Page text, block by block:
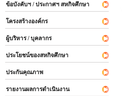
ข้อบังคับฯ / ประกาศฯ สหกิจศึกษา
โครงสร้างองค์กร
ผู้บริหาร / บุคลากร
ประโยชน์ของสหกิจศึกษา
ประกันคุณภาพ
รายงานผลการดำเนินงาน